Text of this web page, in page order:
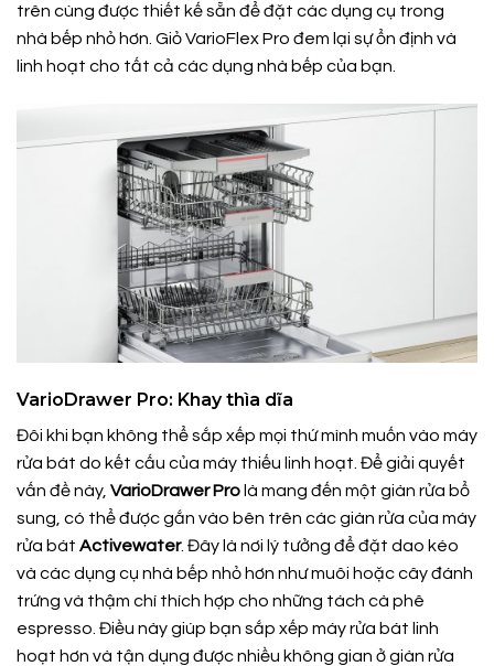
trên cùng được thiết kế sẵn để đặt các dụng cụ trong
nhà bếp nhỏ hơn. Giỏ VarioFlex Pro đem lại sự ổn định và
linh hoạt cho tất cả các dụng nhà bếp của bạn.
VarioDrawer Pro: Khay thìa dĩa
Đôi khi bạn không thể sắp xếp mọi thứ mình muốn vào máy
rửa bát do kết cấu của máy thiếu linh hoạt. Để giải quyết
vấn đề này, VarioDrawer Prolà mang đến một giàn rửa bổ
sung, có thể được gắn vào bên trên các giàn rửa của máy
rửa bát Activewater. Đây là nơi lý tưởng để đặt dao kéo
và các dụng cụ nhà bếp nhỏ hơn như muôi hoặc cây đánh
trứng và thậm chí thích hợp cho những tách cà phê
espresso. Điều này giúp bạn sắp xếp máy rửa bát linh
hoạt hơn và tận dụng được nhiều không gian ở giàn rửa